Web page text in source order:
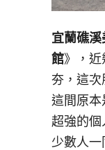
宜蘭礁溪
館》，
夯，這次
這間原本
超強的
少數人